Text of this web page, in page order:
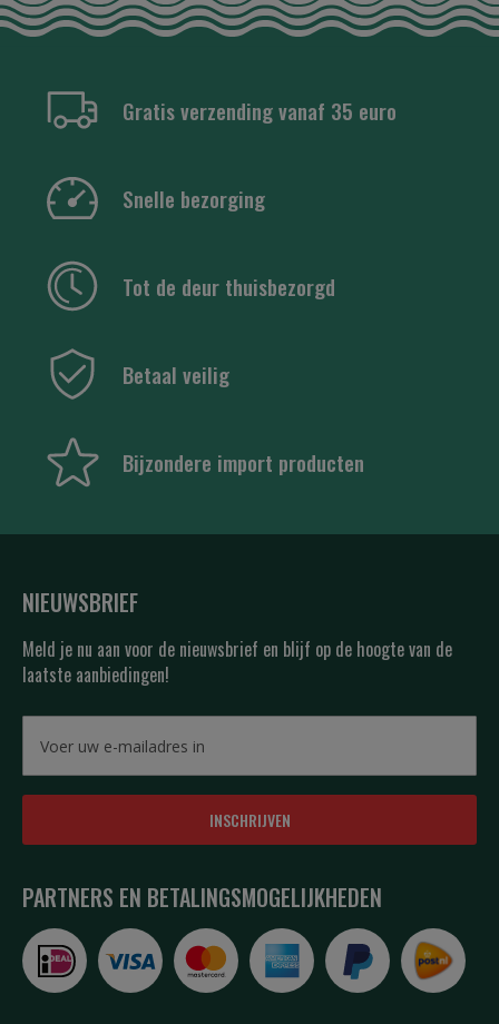
Gratis verzending vanaf 35 euro
Snelle bezorging
Tot de deur thuisbezorgd
Betaal veilig
Bijzondere import producten
NIEUWSBRIEF
Meld je nu aan voor de nieuwsbrief en blijf op de hoogte van de
laatste aanbiedingen!
INSCHRIJVEN
PARTNERS EN BETALINGSMOGELIJKHEDEN